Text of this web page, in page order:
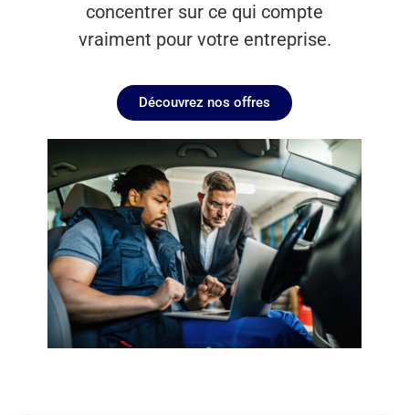
concentrer sur ce qui compte
vraiment pour votre entreprise.
Découvrez nos offres